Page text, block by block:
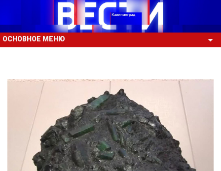
ОСНОВНОЕ МЕНЮ